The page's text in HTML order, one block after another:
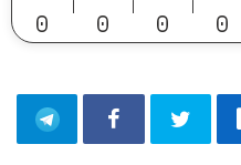
0
0
0
0